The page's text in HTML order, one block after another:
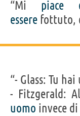
“Mi piace
essere fottuto,
“- Glass: Tu
- Fitzgerald:
uomo invece